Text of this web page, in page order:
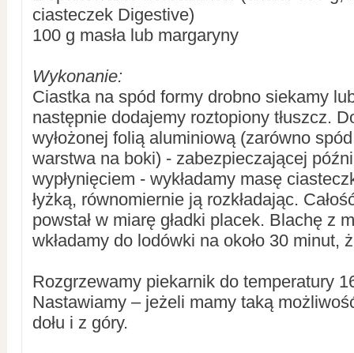
ciasteczek Digestive)
100 g masła lub margaryny
Wykonanie:
Ciastka na spód formy drobno siekamy
następnie dodajemy roztopiony tłuszcz.
wyłożonej folią aluminiową (zarówno
warstwa na boki) - zabezpieczającej
wypłynięciem - wykładamy masę
łyżką, równomiernie ją rozkładając.
powstał w miarę gładki placek. Blachę z
wkładamy do lodówki na około 30 minut,
Rozgrzewamy piekarnik do temperatury
Nastawiamy – jeżeli mamy taką
dołu i z góry.